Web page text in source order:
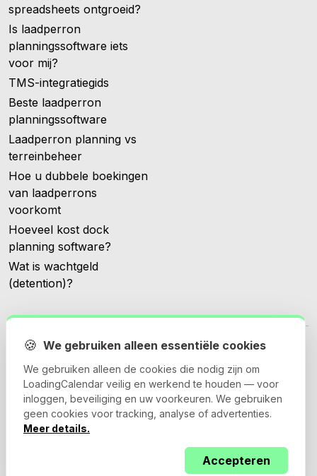
spreadsheets ontgroeid?
Is laadperron
planningssoftware iets
voor mij?
TMS-integratiegids
Beste laadperron
planningssoftware
Laadperron planning vs
terreinbeheer
Hoe u dubbele boekingen
van laadperrons
voorkomt
Hoeveel kost dock
planning software?
Wat is wachtgeld
(detention)?
© 2026 Loadingcalendar.com. Alle rechten voorbehouden.
Privacybeleid
🍪 We gebruiken alleen essentiële cookies
We gebruiken alleen de cookies die nodig zijn om
LoadingCalendar veilig en werkend te houden — voor
inloggen, beveiliging en uw voorkeuren. We gebruiken
geen cookies voor tracking, analyse of advertenties.
Meer details.
Accepteren